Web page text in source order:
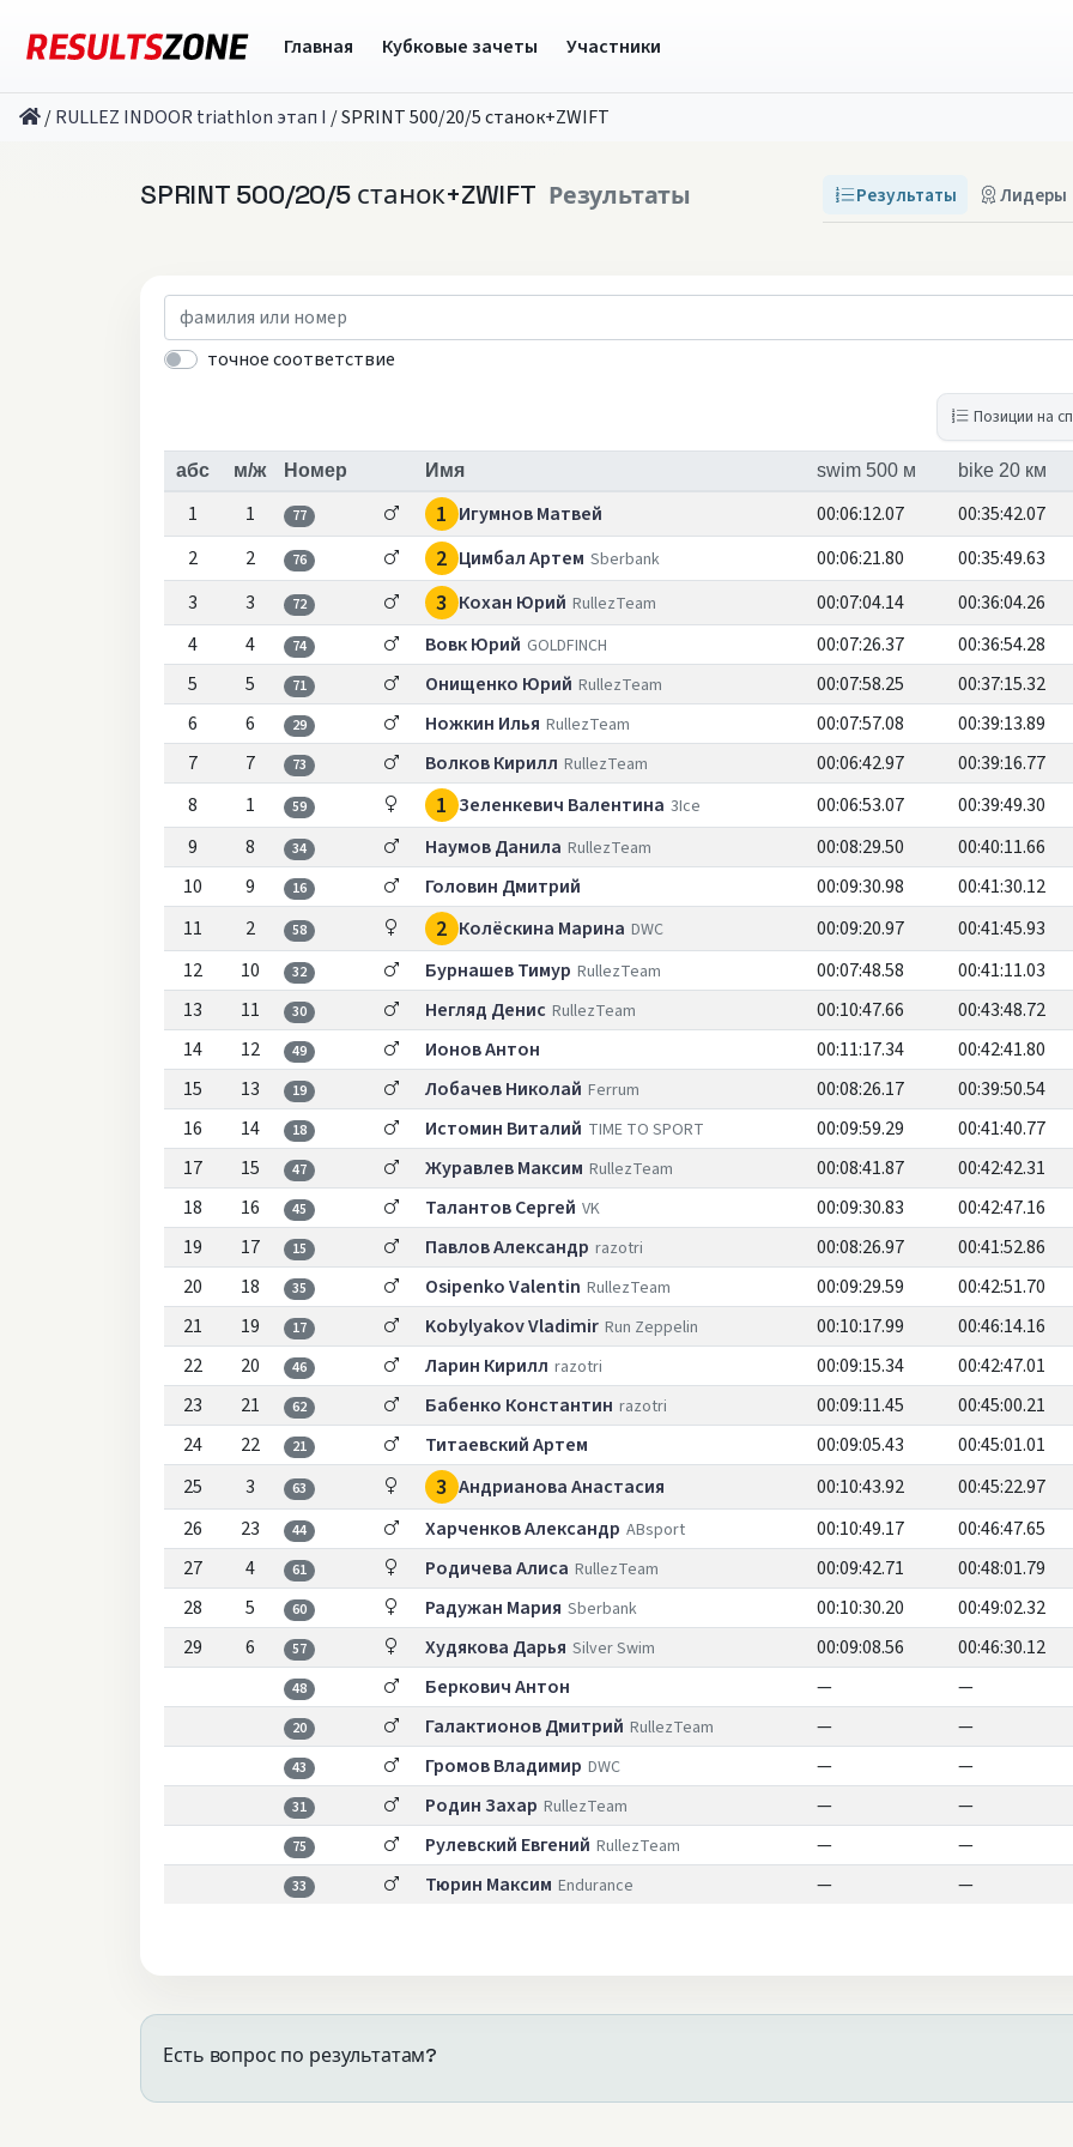
Главная Кубковые зачеты Участники
/RULLEZ INDOOR triathlon этап I /SPRINT 500/20/5 станок+ZWIFT
SPRINT 500/20/5 станок+ZWIFT Результаты Результаты Лидеры
точное соответствие
Позиции на
абс м/ж Номер Имя swim 500 м bike 20 км
1 1 77 1 Игумнов Матвей 00:06:12.07
00:35:42.07
2
2 76 2 Цимбал Артем Sberbank 00:06:21.80
00:35:49.63
3
3 72 3 Кохан Юрий RullezTeam 00:07:04.14
00:36:04.26
4
4 74 Вовк Юрий GOLDFINCH 00:07:26.37
00:36:54.28
5
5 71 Онищенко Юрий RullezTeam 00:07:58.25
00:37:15.32
6
6 29 Ножкин Илья RullezTeam 00:07:57.08
00:39:13.89
7
7 73 Волков Кирилл RullezTeam 00:06:42.97
00:39:16.77
8
1 59 1 Зеленкевич Валентина 3Ice 00:06:53.07
00:39:49.30
9
8 34 Наумов Данила RullezTeam 00:08:29.50
00:40:11.66
10
9 16 Головин Дмитрий 00:09:30.98
00:41:30.12
11
2 58 2 Колёскина Марина DWC 00:09:20.97
00:41:45.93
12
10 32 Бурнашев Тимур RullezTeam 00:07:48.58
00:41:11.03
13
11 30 Негляд Денис RullezTeam 00:10:47.66
00:43:48.72
14
12 49 Ионов Антон 00:11:17.34
00:42:41.80
15
13 19 Лобачев Николай Ferrum 00:08:26.17
00:39:50.54
16
14 18 Истомин Виталий TIME TO SPORT 00:09:59.29
00:41:40.77
17
15 47 Журавлев Максим RullezTeam 00:08:41.87
00:42:42.31
18
16 45 Талантов Сергей VK 00:09:30.83
00:42:47.16
19
17 15 Павлов Александр razotri 00:08:26.97
00:41:52.86
20
18 35 Osipenko Valentin RullezTeam 00:09:29.59
00:42:51.70
21
19 17 Kobylyakov Vladimir Run Zeppelin 00:10:17.99
00:46:14.16
22
20 46 Ларин Кирилл razotri 00:09:15.34
00:42:47.01
23
21 62 Бабенко Константин razotri 00:09:11.45
00:45:00.21
24
22 21 Титаевский Артем 00:09:05.43
00:45:01.01
25
3 63 3 Андрианова Анастасия 00:10:43.92
00:45:22.97
26
23 44 Харченков Александр ABsport 00:10:49.17
00:46:47.65
27
4 61 Родичева Алиса RullezTeam 00:09:42.71
00:48:01.79
28
5 60 Радужан Мария Sberbank 00:10:30.20
00:49:02.32
29
6 57 Худякова Дарья Silver Swim 00:09:08.56 00:46:30.12
48 Беркович Антон — —
20 Галактионов Дмитрий RullezTeam — —
43 Громов Владимир DWC — —
31 Родин Захар RullezTeam — —
75 Рулевский Евгений RullezTeam — —
33 Тюрин Максим Endurance — —
Есть вопрос по результатам?